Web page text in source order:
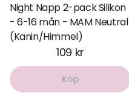
Night Napp 2-pack Silikon
- 6-16 mån - MAM Neutral
(Kanin/Himmel)
109 kr
Köp